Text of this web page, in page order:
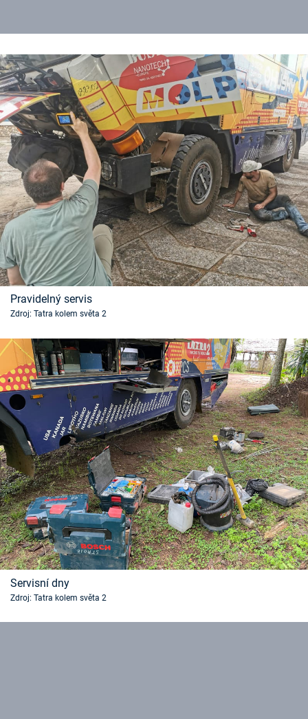
Pravidelný servis
Zdroj: Tatra kolem světa 2
Servisní dny
Zdroj: Tatra kolem světa 2